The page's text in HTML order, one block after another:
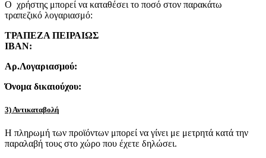
Ο χρήστης μπορεί να καταθέσει το ποσό στον παρακάτω
τραπεζικό λογαριασμό:
ΤΡΑΠΕΖΑ ΠΕΙΡΑΙΩΣ
IBAN:
Αρ.Λογαριασμού:
Όνομα δικαιούχου:
3) Αντικαταβολή
Η πληρωμή των προϊόντων μπορεί να γίνει με μετρητά κατά την
παραλαβή τους στο χώρο που έχετε δηλώσει.